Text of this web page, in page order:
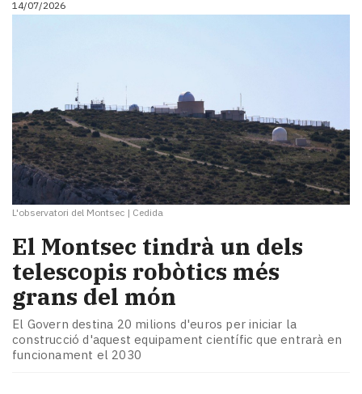
i
tant!
TV
i
mitjans
El
temps
Reportatges
Entrevistes
Enquestes
A
escena!
Dis
la
teva!
14/07/2026
L'observatori del Montsec | Cedida
El Montsec tindrà un dels
telescopis robòtics més
grans del món
El Govern destina 20 milions d'euros per iniciar la
construcció d'aquest equipament científic que entrarà en
funcionament el 2030